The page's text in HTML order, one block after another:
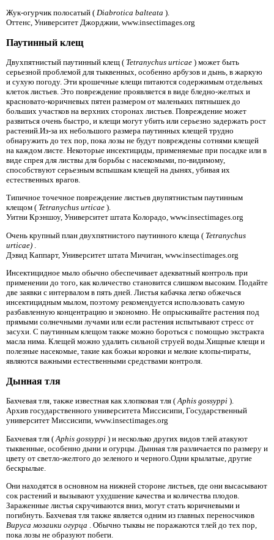
Жук-огурчик полосатый ( Diabrotica balteata ).
Оттенс, Университет Джорджии, www.insectimages.org
Паутинный клещ
Двухпятнистый паутинный клещ ( Tetranychus urticae ) может быть
серьезной проблемой для тыквенных, особенно арбузов и дынь, в жаркую
и сухую погоду. Эти крошечные клещи питаются содержимым отдельных
клеток листьев. Это повреждение проявляется в виде бледно-желтых и
красновато-коричневых пятен размером от маленьких пятнышек до
больших участков на верхних сторонах листьев. Повреждение может
развиться очень быстро, и клещи могут убить или серьезно задержать рост
растений.Из-за их небольшого размера паутинных клещей трудно
обнаружить до тех пор, пока лозы не будут повреждены сотнями клещей
на каждом листе. Некоторые инсектициды, применяемые при посадке или в
виде спрея для листвы для борьбы с насекомыми, по-видимому,
способствуют серьезным вспышкам клещей на дынях, убивая их
естественных врагов.
Типичное точечное повреждение листьев двупятнистым паутинным
клещом ( Tetranychus urticae ).
Уитни Крэншоу, Университет штата Колорадо, www.insectimages.org
Очень крупный план двухпятнистого паутинного клеща ( Tetranychus
urticae)
Дэвид Каппарт, Университет штата Мичиган, www.insectimages.org
Инсектицидное мыло обычно обеспечивает адекватный контроль при
применении до того, как количество становится слишком высоким. Подайте
две заявки с интервалом в пять дней. Листья кабачка легко обжечься
инсектицидным мылом, поэтому рекомендуется использовать самую
разбавленную концентрацию и экономно. Не опрыскивайте растения под
прямыми солнечными лучами или если растения испытывают стресс от
засухи. С паутинным клещом также можно бороться с помощью экстракта
масла нима. Клещей можно удалить сильной струей воды.Хищные клещи и
полезные насекомые, такие как божьи коровки и мелкие клопы-пираты,
являются важными естественными средствами контроля.
Дынная тля
Бахчевая тля, также известная как хлопковая тля (Aphis gossyppi ).
Архив государственного университета Миссисипи, Государственный
университет Миссисипи, www.insectimages.org
Бахчевая тля ( Aphis gossyppi ) и несколько других видов тлей атакуют
тыквенные, особенно дыни и огурцы. Дынная тля различается по размеру и
цвету от светло-желтого до зеленого и черного.Одни крылатые, другие
бескрылые.
Они находятся в основном на нижней стороне листьев, где они высасывают
сок растений и вызывают ухудшение качества и количества плодов.
Зараженные листья скручиваются вниз, могут стать коричневыми и
погибнуть. Бахчевая тля также является одним из главных переносчиков
Вируса мозаики огурца
. Обычно тыквы не поражаются тлей до тех пор,
пока лозы не образуют побеги.